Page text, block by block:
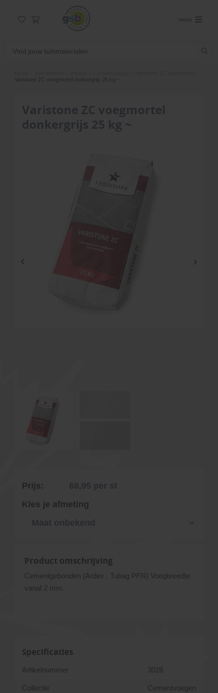
menu
Varistone ZC voegmortel donkergrijs 25 kg ~
Prijs:
Kies je afmeting
Product omschrijving
Cementgebonden (Ardex , Tubag PFN) Voegbreedte
vanaf 2 mm.
Specificaties
Artikelnummer 3028
Collectie Cementvoegen